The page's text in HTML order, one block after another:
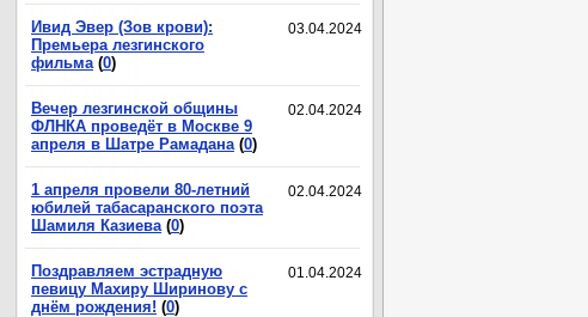
03.04.2024
Ивид Эвер (Зов крови):
Премьера лезгинского
фильма (0)
02.04.2024
Вечер лезгинской общины
ФЛНКА проведёт в Москве 9
апреля в Шатре Рамадана (0)
02.04.2024
1 апреля провели 80-летний
юбилей табасаранского поэта
Шамиля Казиева (0)
01.04.2024
Поздравляем эстрадную
певицу Махиру Ширинову с
днём рождения! (0)